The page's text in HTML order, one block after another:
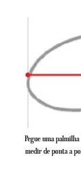
Pegue uma
medir de ponta a